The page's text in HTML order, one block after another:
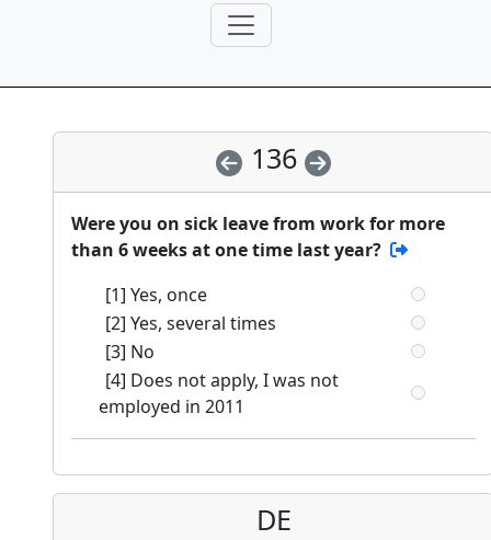
136
Were you on sick leave from work for more
than 6 weeks at one time last year?
[1] Yes, once
[2] Yes, several times
[3] No
[4] Does not apply, I was not
employed in 2011
DE